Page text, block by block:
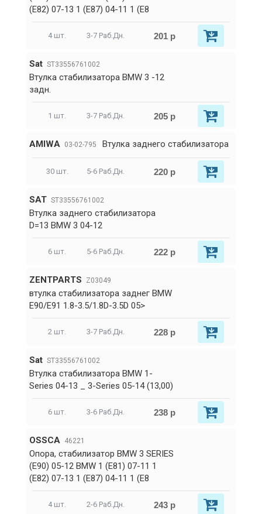
(E82) 07-13 1 (E87) 04-11 1 (E8
4 шт. 3-7 Раб.Дн. 201 р
Sat ST33556761002
Втулка стабилизатора BMW 3 -12
задн.
1 шт. 3-7 Раб.Дн. 205 р
AMIWA 03-02-795 Втулка заднего стабилизатора
30 шт. 5-6 Раб.Дн. 220 р
SAT ST33556761002
Втулка заднего стабилизатора
D=13 BMW 3 04-12
6 шт. 5-6 Раб.Дн. 222 р
ZENTPARTS Z03049
втулка стабилизатора заднег BMW
E90/E91 1.8-3.5/1.8D-3.5D 05>
2 шт. 3-7 Раб.Дн. 228 р
Sat ST33556761002
Втулка стабилизатора BMW 1-
Series 04-13 _ 3-Series 05-14 (13,00)
6 шт. 3-6 Раб.Дн. 238 р
OSSCA 46221
Опора, стабилизатор BMW 3 SERIES
(E90) 05-12 BMW 1 (E81) 07-11 1
(E82) 07-13 1 (E87) 04-11 1 (E8
4 шт. 2-6 Раб.Дн. 243 р